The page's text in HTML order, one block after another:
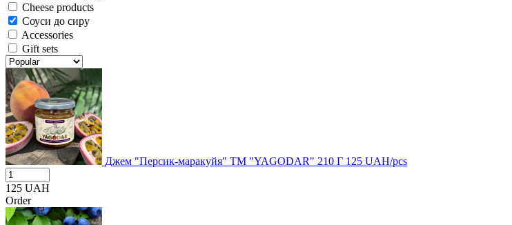
Cheese products
Соуси до сиру
Accessories
Gift sets
Джем "Персик-маракуйя" ТМ "YAGODAR" 210 Г 125 UAH/pcs
125 UAH
Order